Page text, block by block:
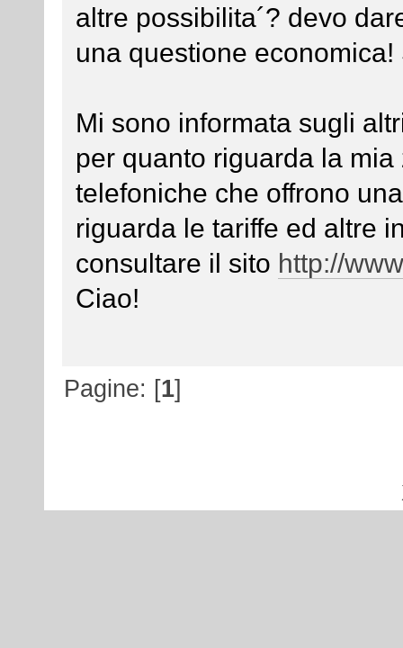
altre possibilita´? devo
una questione
Mi sono informata sugli
per quanto riguarda la
telefoniche che offrono
riguarda le tariffe ed altre
consultare il sito http://
Ciao!
Pagine: [1]